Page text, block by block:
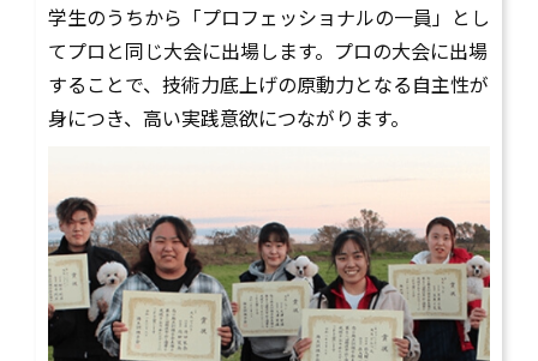
学生のうちから「プロフェッショナルの一員」とし
てプロと同じ大会に出場します。プロの大会に出場
することで、技術力底上げの原動力となる自主性が
身につき、高い実践意欲につながります。